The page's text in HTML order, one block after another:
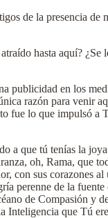
de la presencia de
hasta aquí? ¿Se
publicidad en los
razón para venir
fue lo que impulsó a
a que tú tenías la
oh, Rama, que
con sus corazones al
perenne de la fuente
de Compasión y
Inteligencia que Tú